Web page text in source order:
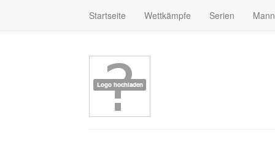
Startseite Wettkämpfe Serien